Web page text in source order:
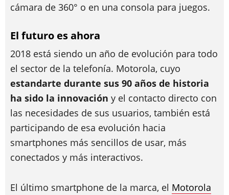
cámara de 360° o en una consola para juegos.
El futuro es ahora
2018 está siendo un año de evolución para todo
el sector de la telefonía. Motorola, cuyo
estandarte durante sus 90 años de historia
ha sido la innovación y el contacto directo con
las necesidades de sus usuarios, también está
participando de esa evolución hacia
smartphones más sencillos de usar, más
conectados y más interactivos.
El último smartphone de la marca, el Motorola